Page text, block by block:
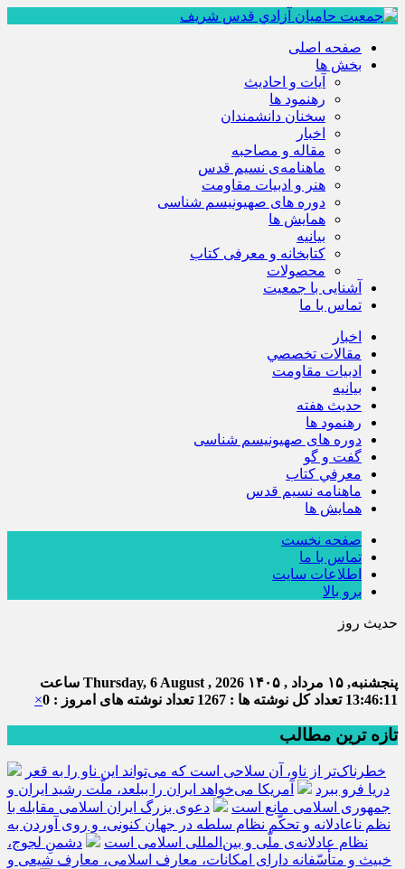
صفحه اصلی
بخش ها
آیات و احادیث
رهنمود ها
سخنان دانشمندان
اخبار
مقاله و مصاحبه
ماهنامه‌ی نسیم قدس
هنر و ادبیات مقاومت
دوره های صهیونیسم شناسی
همايش ها
بيانيه
کتابخانه و معرفی کتاب
محصولات
آشنایی با جمعیت
تماس با ما
اخبار
مقالات تخصصي
ادبيات مقاومت
بيانيه
حديث هفته
رهنمود ها
دوره های صهیونیسم شناسی
گفت و گو
معرفي كتاب
ماهنامه نسيم قدس
همايش ها
صفحه نخست
تماس با ما
اطلاعات سایت
برو بالا
حدیث روز
پنجشنبه, ۱۵ مرداد , ۱۴۰۵ Thursday, 6 August , 2026 ساعت
13:46:12 تعداد کل نوشته ها : 1267 تعداد نوشته های امروز : 0 ×
تازه ترین مطالب
خطرناک‌تر از ناو، آن سلاحی است که می‌تواند این ناو را به قعر
دریا فرو ببرد
آمریکا می‌خواهد ایران را ببلعد، ملّت رشید ایران و
جمهوری اسلامی مانع است
دعوی بزرگ ایران اسلامی مقابله با
نظم ناعادلانه و تحکّم نظام سلطه در جهان کنونی، و روی آوردن به
نظام عادلانه‌ی ملّی و بین‌المللی اسلامی است
دشمنِ لجوج،
خبیث و متأسّفانه دارای امکانات، معارف اسلامی، معارف شیعی و